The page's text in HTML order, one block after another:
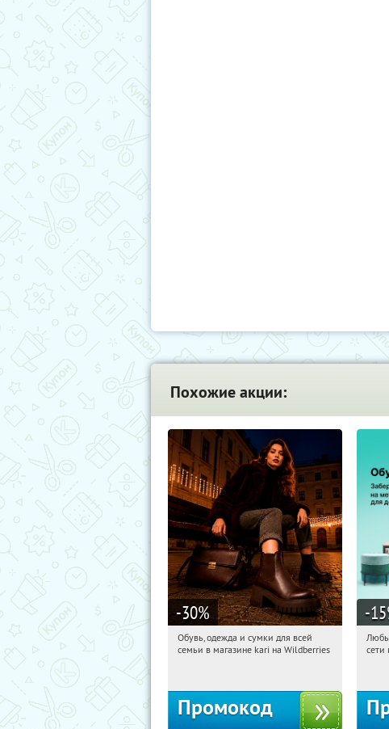
Похожие акции:
-30%
10:52:01 Получили:
Обувь, одежда и сумки для всей
семьи в магазине kari на Wildberries
Промокод
-15
сети